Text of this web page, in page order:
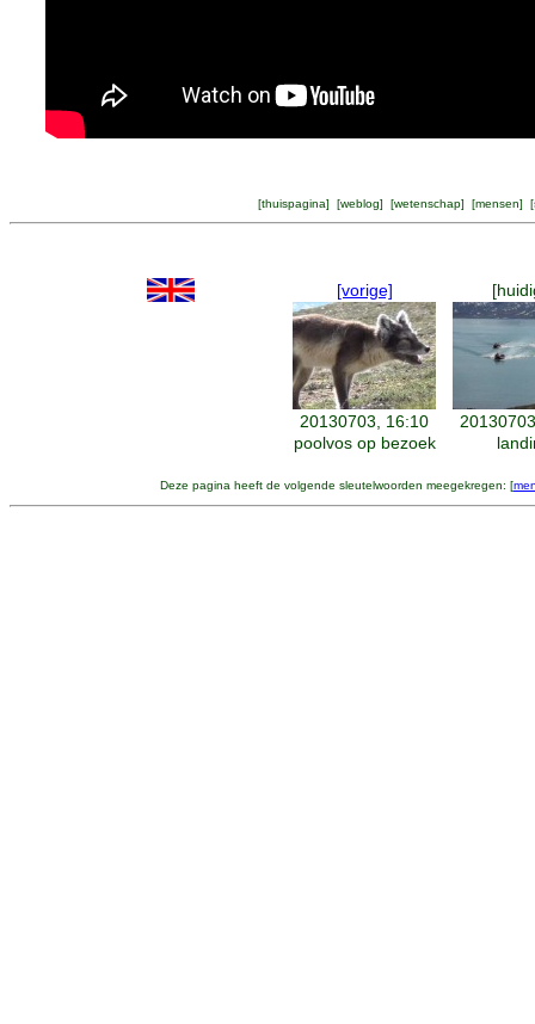
[thuispagina] [weblog] [wetenschap] [mensen] [
[vorige]
20130703, 16:10
poolvos op bezoek
Deze pagina heeft de volgende sleutelwoorden meegekregen: [